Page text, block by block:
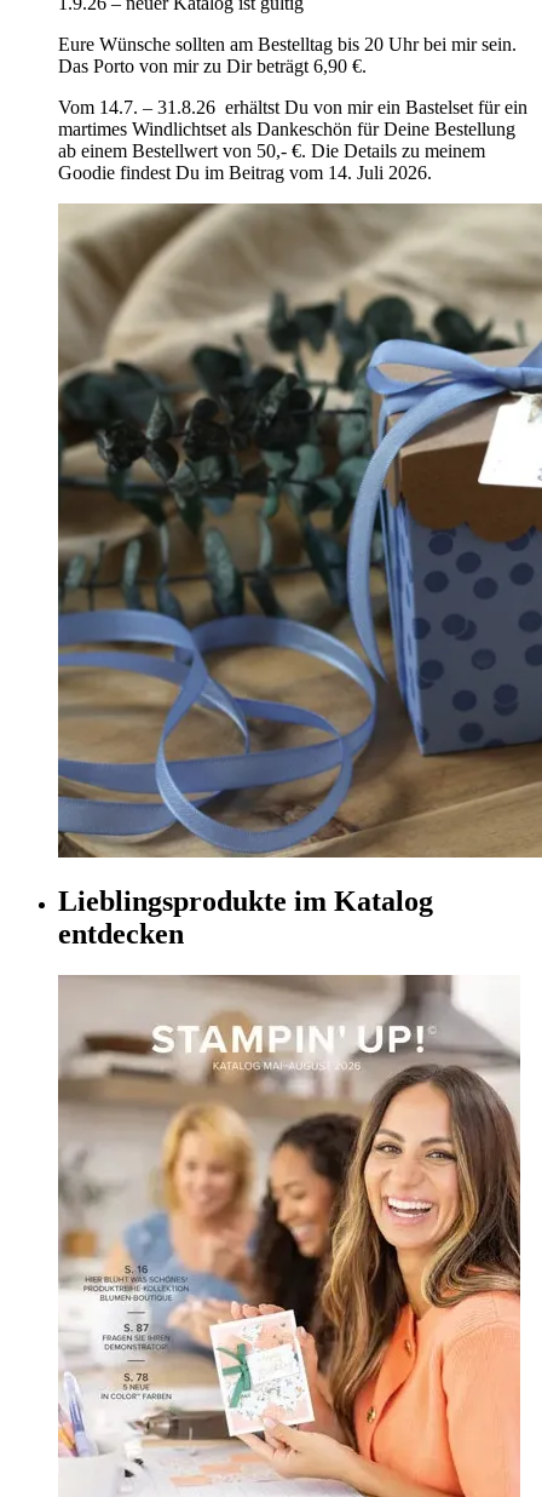
Eure Wünsche sollten am Bestelltag bis 20 Uhr bei mir sein.
Das Porto von mir zu Dir beträgt 6,90 €.
Vom 14.7. – 31.8.26 erhältst Du von mir ein Bastelset für ein
martimes Windlichtset als Dankeschön für Deine Bestellung
ab einem Bestellwert von 50,- €. Die Details zu meinem
Goodie findest Du im Beitrag vom 14. Juli 2026.
Lieblingsprodukte im Katalog
entdecken